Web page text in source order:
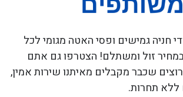
חניה גמישים ופסי האטה מגומי לכל
זול ומשתלם! הצטרפו גם אתם
שכבר מקבלים מאיתנו שירות אמין,
ללא תחרות.